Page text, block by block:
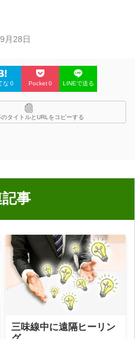
月28日
な 0 Pocket0 LINEで送る
のタイトルとURLをコピーする
事
三味線中に遠隔ヒーリン